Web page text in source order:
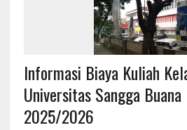
Informasi Biaya Kuliah
Universitas Sangga Buana
2025/2026